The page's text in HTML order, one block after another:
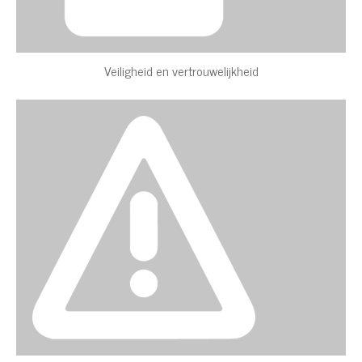
Veiligheid en vertrouwelijkheid